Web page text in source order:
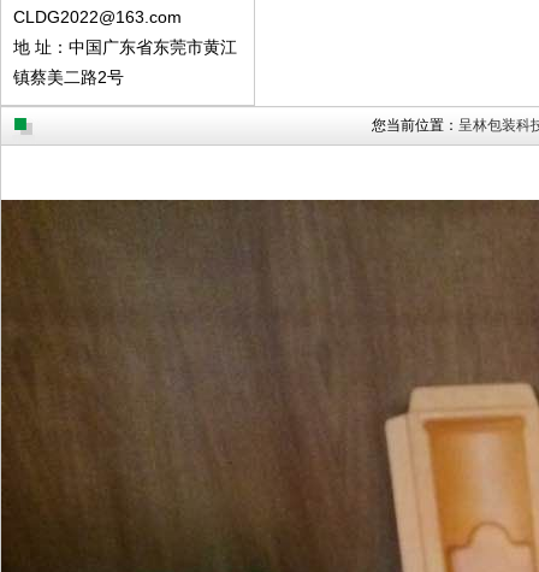
CLDG2022@163.com
地 址：中国广东省东莞市黄江
镇蔡美二路2号
您当前位置： 呈林包装科